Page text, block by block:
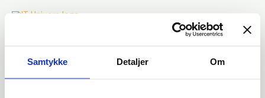
Samtykke Detaljer Om